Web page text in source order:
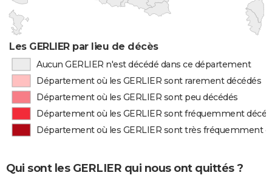
Les GERLIER par lieu de décès
Aucun GERLIER n'est décédé dans ce département
Département où les GERLIER sont rarement décédés
Département où les GERLIER sont peu décédés
Département où les GERLIER sont fréquemment
Département où les GERLIER sont très fréquemment
Qui sont les GERLIER qui nous ont quittés ?